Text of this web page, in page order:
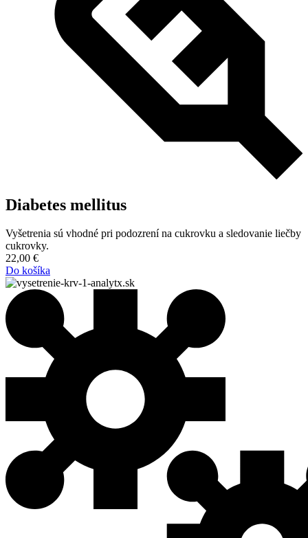
Diabetes mellitus
Vyšetrenia sú vhodné pri podozrení na cukrovku a sledovanie liečby
cukrovky.
22,00 €
Do košíka